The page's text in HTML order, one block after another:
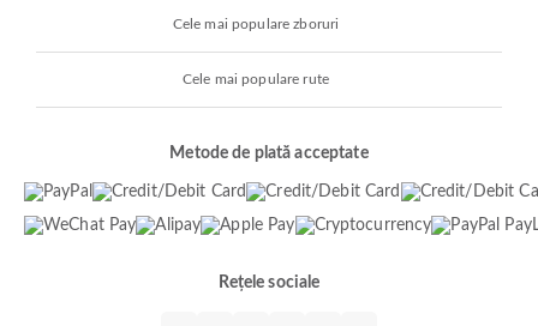
Cele mai populare zboruri
Cele mai populare rute
Metode de plată acceptate
Rețele sociale